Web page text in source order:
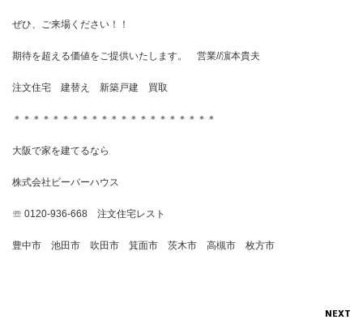
ぜひ、ご来場ください！！
期待を超える価値をご提供いたします。 営業//濵本貴夫
注文住宅 建替え 新築戸建 買取
＊＊＊＊＊＊＊＊＊＊＊＊＊＊＊＊＊＊＊＊＊
大阪で家を建てるなら
株式会社ビーバーハウス
☏ 0120-936-668 注文住宅レスト
豊中市 池田市 吹田市 箕面市 茨木市 高槻市 枚方市
NEXT